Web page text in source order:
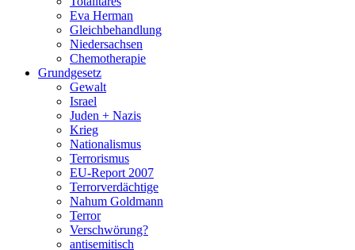
Eva Herman
Gleichbehandlung
Niedersachsen
Chemotherapie
Grundgesetz
Gewalt
Israel
Juden + Nazis
Krieg
Nationalismus
Terrorismus
EU-Report 2007
Terrorverdächtige
Nahum Goldmann
Terror
Verschwörung?
antisemitisch